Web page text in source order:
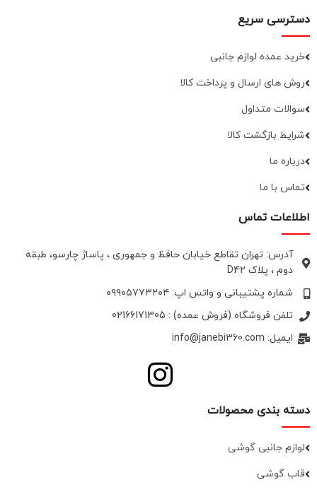
دسترسی سریع
خرید عمده لوازم جانبی
روش های ارسال و پرداخت کالا
سوالات متداول
شرایط بازگشت کالا
درباره ما
تماس با ما
اطلاعات تماس
آدرس: تهران تقاطع خیابان حافظ و جمهوری ، پاساژ چارسو، طبقه
دوم ، پلاک D42
شماره پشتیبانی و واتس اپ: ۰۹۹۰۵۷۷۳۲۰۴
تلفن فروشگاه (فروش عمده) : 02166171305
ایمیل: info@janebi360.com
دسته بندی محصولات
لوازم جانبی گوشی
قاب گوشی